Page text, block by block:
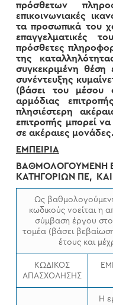
πρόσθετων
επικοινωνιακές
τα προσωπικά του
επαγγελματικές
πρόσθετες
της
συγκεκριμένη
συνέντευξης
(βάσει του μέσου
αρμόδιας
πλησιέστερη
επιτροπής μπορεί
σε ακέραιες μονάδες.
ΕΜΠΕΙΡΙΑ
ΒΑΘΜΟΛΟΓΟΥΜΕΝΗ
ΚΑΤΗΓΟΡΙΩΝ ΠΕ, ΚΑΙ
Ως
κωδικούς νοείται η
σύμβαση έργου
τομέα (βάσει
έτους και
ΚΩΔΙΚΟΣ
ΑΠΑΣΧΟΛΗΣΗΣ
Η